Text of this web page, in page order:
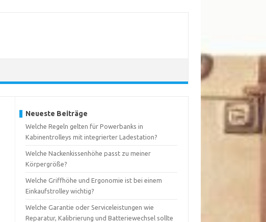
Neueste Beiträge
Welche Regeln gelten für Powerbanks in
Kabinentrolleys mit integrierter Ladestation?
Welche Nackenkissenhöhe passt zu meiner
Körpergröße?
Welche Griffhöhe und Ergonomie ist bei einem
Einkaufstrolley wichtig?
Welche Garantie oder Serviceleistungen wie
Reparatur, Kalibrierung und Batteriewechsel sollte